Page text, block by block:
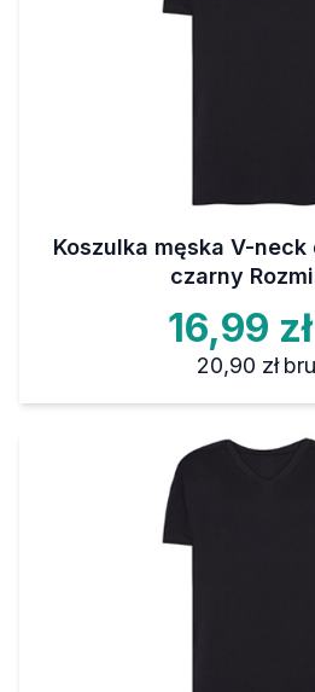
Koszulka męska V-
czarny
16,99 zł
20,90 zł